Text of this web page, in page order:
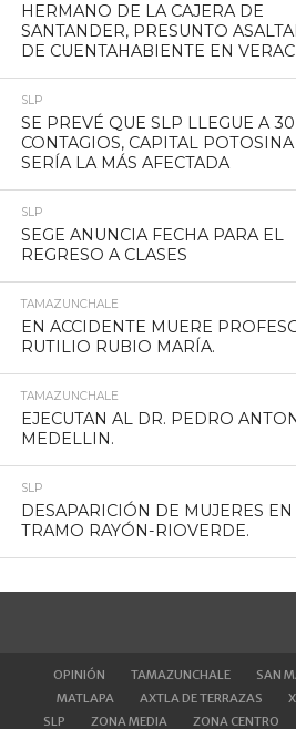
HERMANO DE LA CAJERA DE
SANTANDER, PRESUNTO
DE CUENTAHABIENTE EN
SLP
SE PREVÉ QUE SLP LLEGUE A
CONTAGIOS, CAPITAL POTOSINA
SERÍA LA MÁS AFECTADA
SLP
SEGE ANUNCIA FECHA PARA EL
REGRESO A CLASES
TAMAZUNCHALE
EN ACCIDENTE MUERE
RUTILIO RUBIO MARÍA.
TAMAZUNCHALE
EJECUTAN AL DR. PEDRO
MEDELLIN.
SLP
DESAPARICIÓN DE MUJERES EN
TRAMO RAYÓN-RIOVERDE.
OPINIÓN TAMAZUNCHALE
SAN
MATLAPA
AXTLA DE TERRAZAS
SLP
ZONA MEDIA ZONA CENTRO